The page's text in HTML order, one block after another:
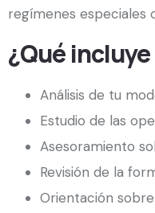
regímenes especiales
¿Qué
Análisis de tu
Estudio de las
Asesoramiento
Revisión de la
Orientación